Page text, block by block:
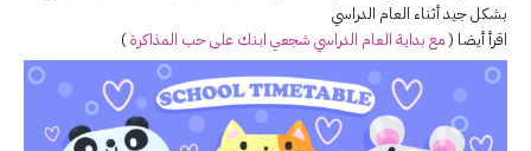
بشكل جيد أثناء العام الدراسي
اقرأ أيضا (مع بداية العام الدراسي شجعي ابنك على حب المذاكرة )